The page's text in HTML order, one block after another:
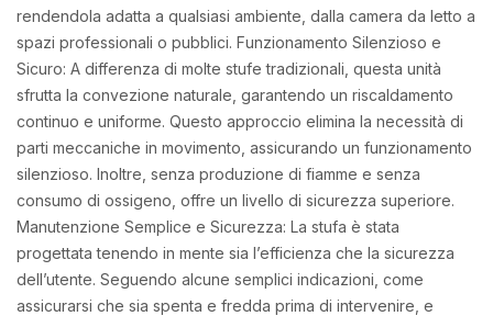
rendendola adatta a qualsiasi ambiente, dalla camera da letto a
spazi professionali o pubblici. Funzionamento Silenzioso e
Sicuro: A differenza di molte stufe tradizionali, questa unità
sfrutta la convezione naturale, garantendo un riscaldamento
continuo e uniforme. Questo approccio elimina la necessità di
parti meccaniche in movimento, assicurando un funzionamento
silenzioso. Inoltre, senza produzione di fiamme e senza
consumo di ossigeno, offre un livello di sicurezza superiore.
Manutenzione Semplice e Sicurezza: La stufa è stata
progettata tenendo in mente sia l’efficienza che la sicurezza
dell’utente. Seguendo alcune semplici indicazioni, come
assicurarsi che sia spenta e fredda prima di intervenire, e